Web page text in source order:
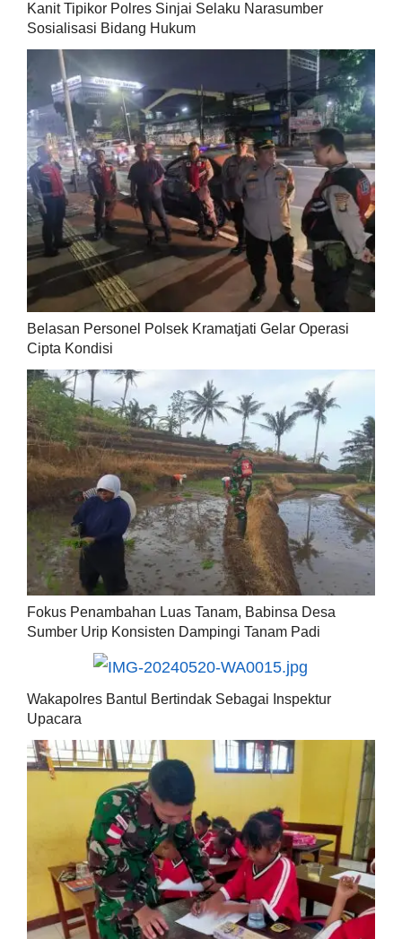
Kanit Tipikor Polres Sinjai Selaku Narasumber
Sosialisasi Bidang Hukum
Belasan Personel Polsek Kramatjati Gelar Operasi
Cipta Kondisi
Fokus Penambahan Luas Tanam, Babinsa Desa
Sumber Urip Konsisten Dampingi Tanam Padi
Wakapolres Bantul Bertindak Sebagai Inspektur
Upacara